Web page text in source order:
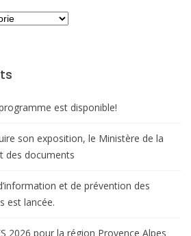
est disponible!
son exposition, le Ministère de la
des documents
et de prévention des
est lancée.
2026 pour la région Provence Alpes